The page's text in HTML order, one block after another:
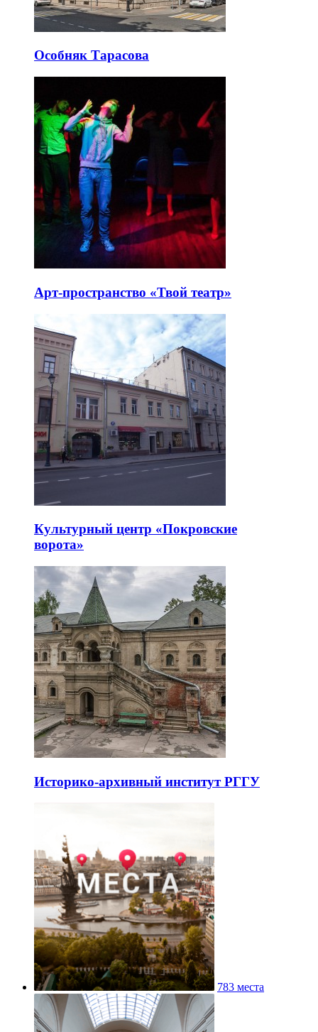
Особняк Тарасова
Арт-пространство «Твой театр»
Культурный центр «Покровские
ворота»
Историко-архивный институт РГГУ
783 места